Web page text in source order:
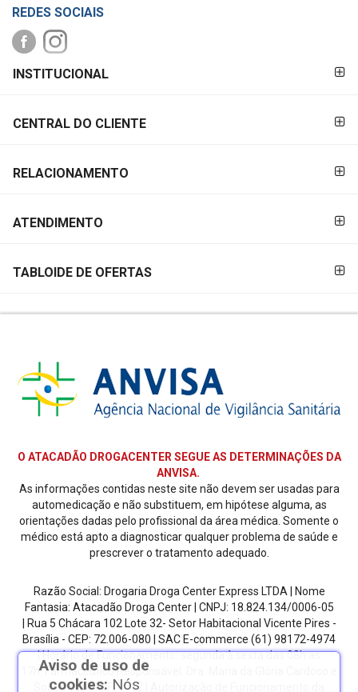
REDES SOCIAIS
PAGAMENTO
INSTITUCIONAL
CENTRAL DO CLIENTE
RELACIONAMENTO
ATENDIMENTO
TABLOIDE DE OFERTAS
O ATACADÃO DROGACENTER SEGUE AS DETERMINAÇÕES DA
ANVISA.
As informações contidas neste site não devem ser usadas para
automedicação e não substituem, em hipótese alguma, as
orientações dadas pelo profissional da área médica. Somente o
médico está apto a diagnosticar qualquer problema de saúde e
prescrever o tratamento adequado.
Razão Social: Drogaria Droga Center Express LTDA | Nome
Fantasia: Atacadão Droga Center | CNPJ: 18.824.134/0006-05
| Rua 5 Chácara 102 Lote 32- Setor Habitacional Vicente Pires -
Brasília - CEP: 72.006-080
| SAC E-commerce (61) 98172-4974
| Horário de Funcionamento: segunda à sexta das 08h as
17h.Farmacêutico Responsável: Dra. Maria da Glória Cardoso e
Sousa | CRF/DF: 4612 | Autorização de Funcionamento da
Aviso de uso de
cookies: Nós